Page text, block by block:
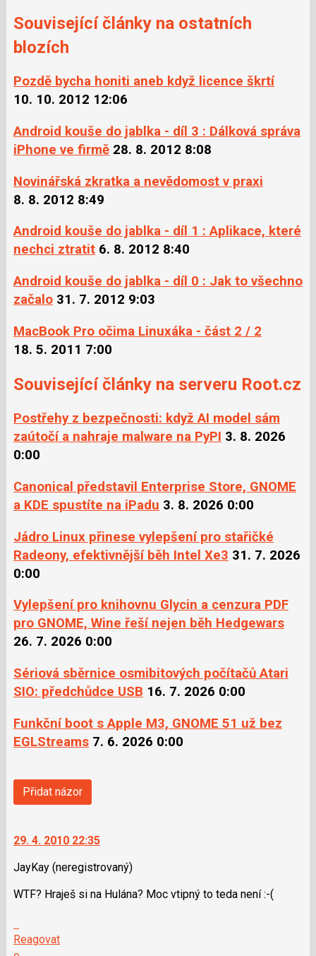
Související články na ostatních
blozích
Pozdě bycha honiti aneb když licence škrtí
10. 10. 2012 12:06
Android kouše do jablka - díl 3 : Dálková správa
iPhone ve firmě 28. 8. 2012 8:08
Novinářská zkratka a nevědomost v praxi
8. 8. 2012 8:49
Android kouše do jablka - díl 1 : Aplikace, které
nechci ztratit 6. 8. 2012 8:40
Android kouše do jablka - díl 0 : Jak to všechno
začalo 31. 7. 2012 9:03
MacBook Pro očima Linuxáka - část 2 / 2
18. 5. 2011 7:00
Související články na serveru Root.cz
Postřehy z bezpečnosti: když AI model sám
zaútočí a nahraje malware na PyPI 3. 8. 2026
0:00
Canonical představil Enterprise Store, GNOME
a KDE spustíte na iPadu 3. 8. 2026 0:00
Jádro Linux přinese vylepšení pro stařičké
Radeony, efektivnější běh Intel Xe3 31. 7. 2026
0:00
Vylepšení pro knihovnu Glycin a cenzura PDF
pro GNOME, Wine řeší nejen běh Hedgewars
26. 7. 2026 0:00
Sériová sběrnice osmibitových počítačů Atari
SIO: předchůdce USB 16. 7. 2026 0:00
Funkční boot s Apple M3, GNOME 51 už bez
EGLStreams 7. 6. 2026 0:00
Přidat názor
29. 4. 2010 22:35
JayKay (neregistrovaný)
WTF? Hraješ si na Hulána? Moc vtipný to teda není :-(
na
Reagovat